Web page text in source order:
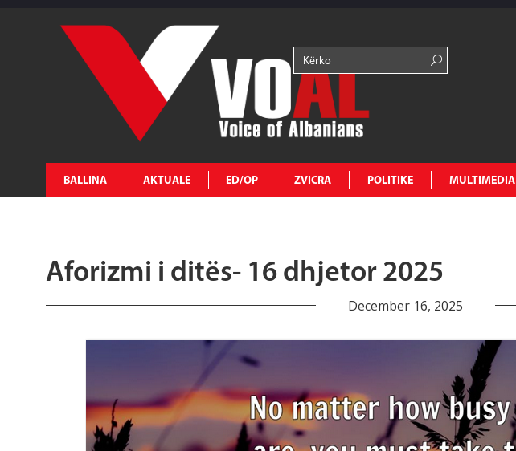
BALLINA AKTUALE ED/OP ZVICRA POLITIKE MULTIMEDIA
Aforizmi i ditës- 16 dhjetor 2025
December 16, 2025